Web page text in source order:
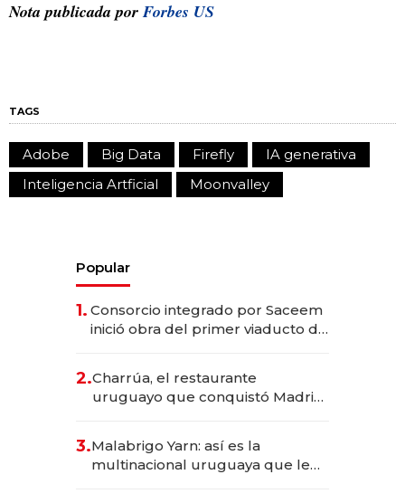
Nota publicada porForbes US
TAGS
Adobe Big Data Firefly
IA generativa
Inteligencia Artficial
Moonvalley
Popular
1. Consorcio integrado por Saceem
inició obra del primer viaducto de
millones
2.Charrúa, el restaurante
uruguayo que conquistó Madrid:
anticipación y prepara apertura
3.Malabrigo Yarn: así es la
multinacional uruguaya que le